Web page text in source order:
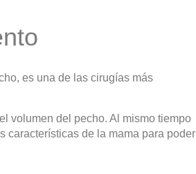
es una de las cirugías más
volumen del pecho. Al mismo tiempo
características de la mama para poder